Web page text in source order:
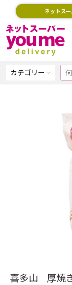
ネットスー
カテゴリー
喜多山 厚焼